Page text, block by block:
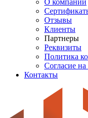
О компании
Отзывы
Клиенты
Партнеры
Реквизиты
Политика
Согласие
Контакты